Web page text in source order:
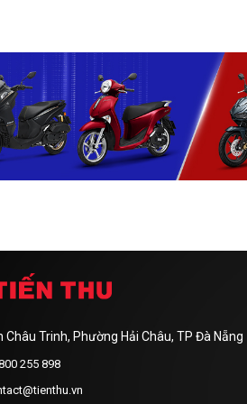
Châu Trinh, Phường Hải Châu, TP Đà Nẵng
255 898